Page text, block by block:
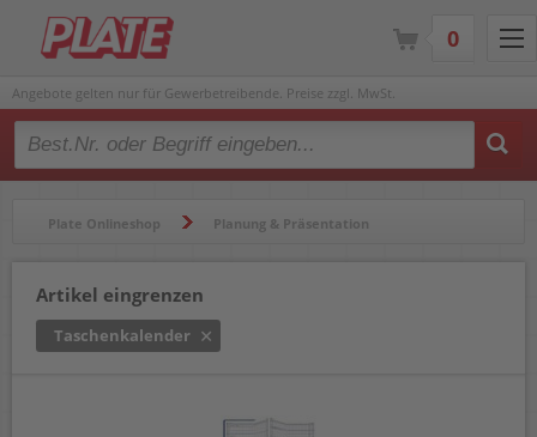
Angebote gelten nur für Gewerbetreibende. Preise zzgl. MwSt.
Type 2 or more characters for results.
Plate Onlineshop Planung & Präsentation
Artikel eingrenzen
Taschenkalender
0